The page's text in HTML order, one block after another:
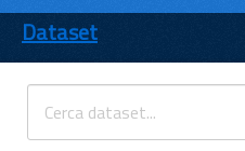
ENTI
TEMI
INFORMAZIONI
Dataset